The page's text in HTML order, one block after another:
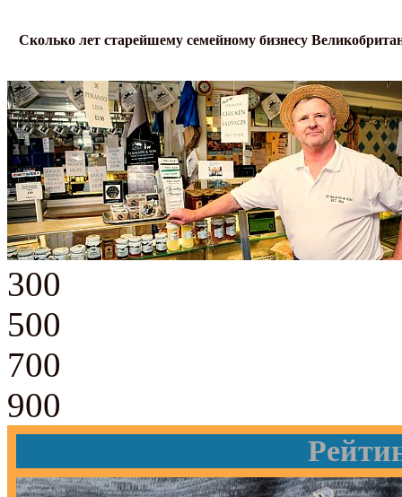
Сколько лет старейшему семейному бизнесу
300
500
700
900